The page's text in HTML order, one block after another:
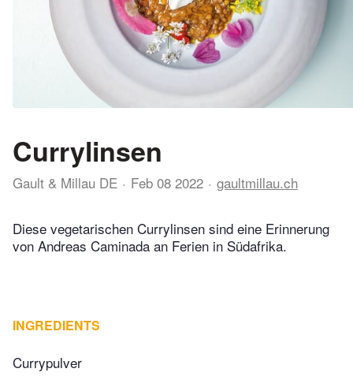
Currylinsen
Gault & Millau DE Feb 08 2022 gaultmillau.ch
Diese vegetarischen Currylinsen sind eine Erinnerung
von Andreas Caminada an Ferien in Südafrika.
INGREDIENTS
Currypulver